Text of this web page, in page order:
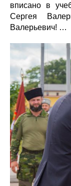
вписано в
Сергея
Валерьевич! …